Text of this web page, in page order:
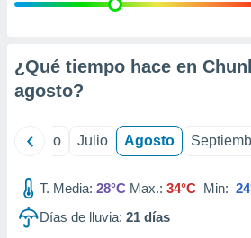
e
mediante
publicidad
de
¿Qué tiempo hace en
agosto?
Junio Julio Agosto
T. Media: 28°C Max.: 34°C Min:
Días de lluvia: 21 días